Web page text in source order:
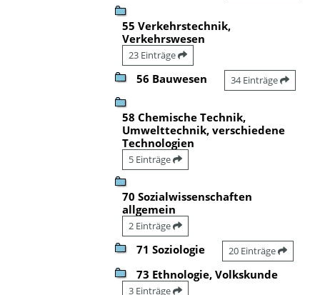
55 Verkehrstechnik,
Verkehrswesen
23 Einträge
56 Bauwesen 34 Einträge
58 Chemische Technik,
Umwelttechnik, verschiedene
Technologien
5 Einträge
70 Sozialwissenschaften
allgemein
2 Einträge
71 Soziologie 20 Einträge
73 Ethnologie, Volkskunde
3 Einträge